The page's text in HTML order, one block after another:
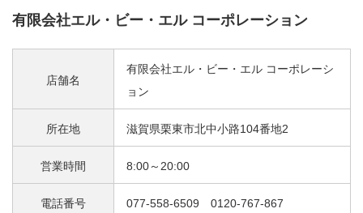
有限会社エル・ビー・エル コーポレーション
店舗名
有限会社エル・ビー・エル コーポレーシ
ョン
所在地 滋賀県栗東市北中小路104番地2
営業時間 8:00～20:00
電話番号 077-558-6509 0120-767-867